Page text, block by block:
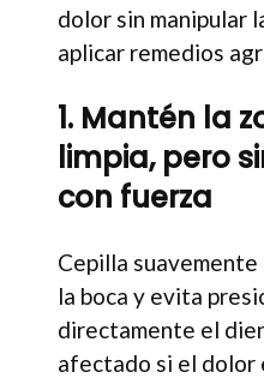
dolor sin manipular
aplicar remedios
1. Mantén la
limpia, pero
con fuerza
Cepilla
la boca y evita
directamente el
afectado si el dolor